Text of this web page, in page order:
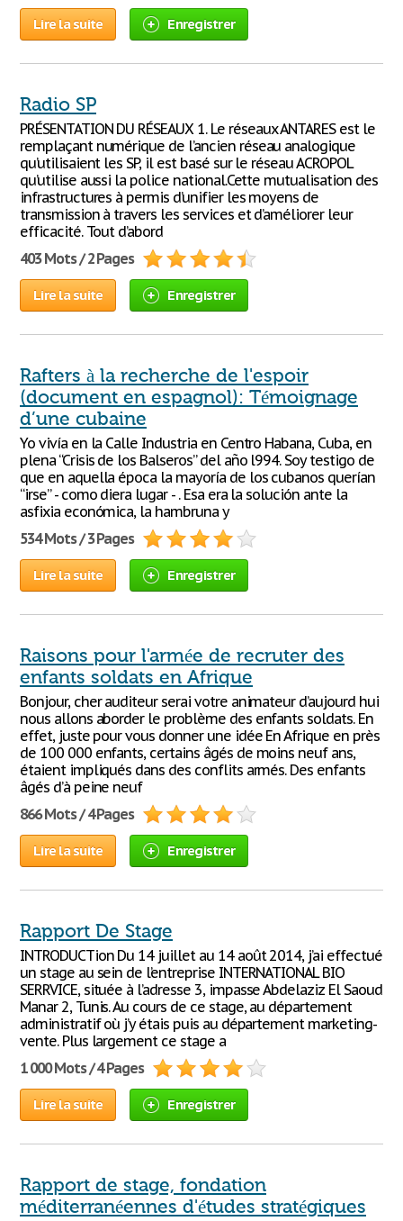
Lire la suite Enregistrer
Radio SP
PRÉSENTATION DU RÉSEAUX 1. Le réseaux ANTARES est le
remplaçant numérique de l’ancien réseau analogique
qu’utilisaient les SP, il est basé sur le réseau ACROPOL
qu’utilise aussi la police national.Cette mutualisation des
infrastructures à permis d’unifier les moyens de
transmission à travers les services et d’améliorer leur
efficacité. Tout d’abord
403 Mots / 2 Pages
Lire la suite Enregistrer
Rafters à la recherche de l'espoir
(document en espagnol): Témoignage
d’une cubaine
Yo vivía en la Calle Industria en Centro Habana, Cuba, en
plena “Crisis de los Balseros” del año l994. Soy testigo de
que en aquella época la mayoría de los cubanos querían
“irse” - como diera lugar - . Esa era la solución ante la
asfixia económica, la hambruna y
534 Mots / 3 Pages
Lire la suite Enregistrer
Raisons pour l'armée de recruter des
enfants soldats en Afrique
Bonjour, cher auditeur serai votre animateur d’aujourd hui
nous allons aborder le problème des enfants soldats. En
effet, juste pour vous donner une idée En Afrique en près
de 100 000 enfants, certains âgés de moins neuf ans,
étaient impliqués dans des conflits armés. Des enfants
âgés d’à peine neuf
866 Mots / 4 Pages
Lire la suite Enregistrer
Rapport De Stage
INTRODUCTion Du 14 juillet au 14 août 2014, j’ai effectué
un stage au sein de l’entreprise INTERNATIONAL BIO
SERRVICE, située à l’adresse 3, impasse Abdelaziz El Saoud
Manar 2, Tunis. Au cours de ce stage, au département
administratif où j’y étais puis au département marketing-
vente. Plus largement ce stage a
1 000 Mots / 4 Pages
Lire la suite Enregistrer
Rapport de stage, fondation
méditerranéennes d'études stratégiques